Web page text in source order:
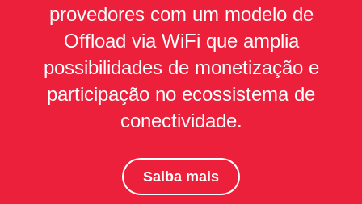
provedores com um modelo de
Offload via WiFi que amplia
possibilidades de monetização e
participação no ecossistema de
conectividade.
Saiba mais